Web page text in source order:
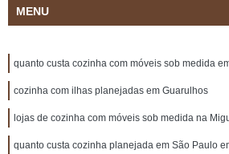
MENU
quanto custa cozinha com móveis sob medida
cozinha com ilhas planejadas em Guarulhos
lojas de cozinha com móveis sob medida na
quanto custa cozinha planejada em São Paulo